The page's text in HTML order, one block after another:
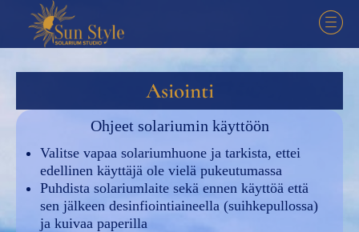
Asiointi
Ohjeet solariumin käyttöön
Valitse vapaa solariumhuone ja tarkista, ettei
edellinen käyttäjä ole vielä pukeutumassa
Puhdista solariumlaite sekä ennen käyttöä että
sen jälkeen desinfiointiaineella (suihkepullossa)
ja kuivaa paperilla